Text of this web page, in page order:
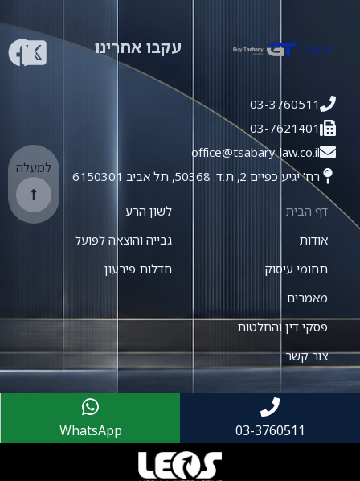
עקבו אחרינו
03-3760511
03-7621401
office@tsabary-law.co.il
רח' יגיע כפיים 2, ת.ד. 50368, תל אביב 6150301
דף הבית
אודות
תחומי עיסוק
מאמרים
פסקי דין והחלטות
צור קשר
לשון הרע
גבייה והוצאה לפועל
חדלות פירעון
למעלה
03-3760511
WhatsApp